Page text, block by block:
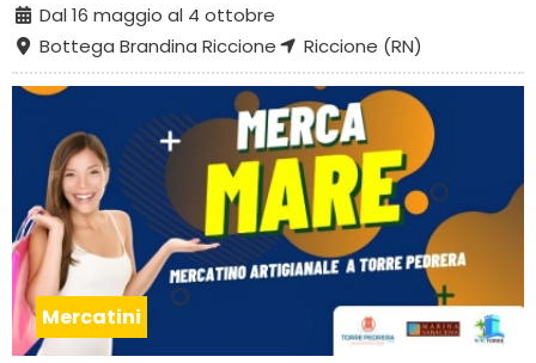
Dal 16 maggio al 4 ottobre
Bottega Brandina Riccione
Riccione (RN)
Mercatini